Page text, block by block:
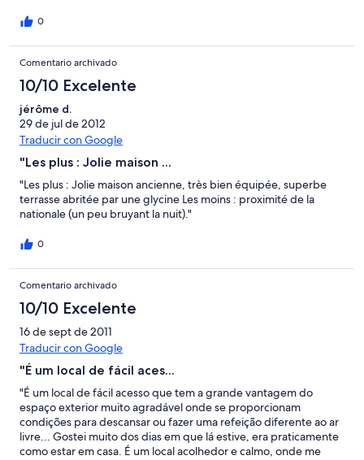
0
Comentario archivado
10/10 Excelente
jérôme d.
29 de jul de 2012
Traducir con Google
"Les plus : Jolie maison ...
"Les plus : Jolie maison ancienne, très bien équipée, superbe
terrasse abritée par une glycine Les moins : proximité de la
nationale (un peu bruyant la nuit)."
0
Comentario archivado
10/10 Excelente
16 de sept de 2011
Traducir con Google
"É um local de fácil aces...
"É um local de fácil acesso que tem a grande vantagem do
espaço exterior muito agradável onde se proporcionam
condições para descansar ou fazer uma refeição diferente ao ar
livre... Gostei muito dos dias em que lá estive, era praticamente
como estar em casa. É um local acolhedor e calmo, onde me